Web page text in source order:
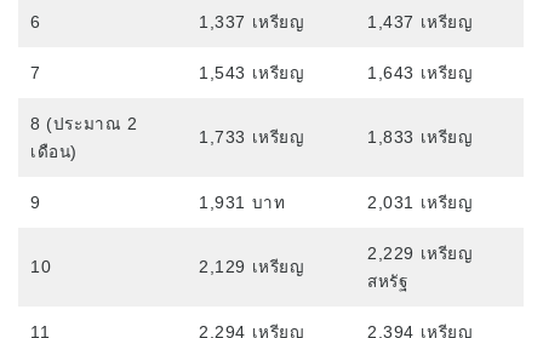
ค่าธรรมเนียม
(ESTA, e-Visa ฯลฯ)
ค่าเล่าเรียนสำหรับ Kama’aina (พลเมืองสหรัฐฯ
ชั้นเรียนเฉพาะช่วงบ่ายสำหรับการโอนหน่วยกิต
6 1,337 เหรียญ 1,437 เหรียญ
7 1,543 เหรียญ 1,643 เหรียญ
8 (ประมาณ 2
เดือน)
1,733 เหรียญ 1,833 เหรียญ
9 1,931 บาท 2,031 เหรียญ
10 2,129 เหรียญ
2,229 เหรียญ
สหรัฐ
11 2,294 เหรียญ 2,394 เหรียญ